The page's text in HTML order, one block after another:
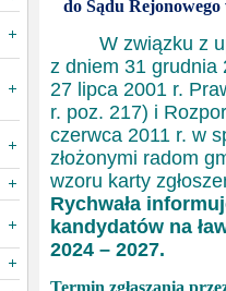
do Sądu
W związku z
z dniem 31 grudnia
27 lipca 2001 r.
r. poz. 217) i
czerwca 2011 r. w
złożonymi radom
wzoru karty
Rychwała
kandydatów na
2024 – 2027.
Termin zgłaszania